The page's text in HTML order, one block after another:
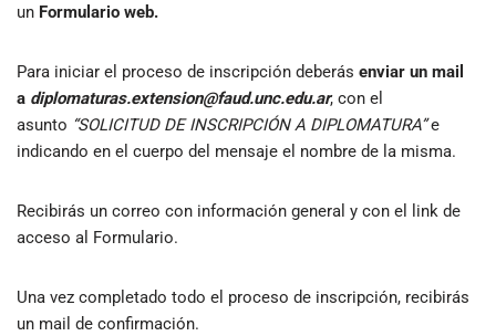
un Formulario web.
Para iniciar el proceso de inscripción deberás enviar un mail
a diplomaturas.extension@faud.unc.edu.ar, con el
asunto “SOLICITUD DE INSCRIPCIÓN A DIPLOMATURA”e
indicando en el cuerpo del mensaje el nombre de la misma.
Recibirás un correo con información general y con el link de
acceso al Formulario.
Una vez completado todo el proceso de inscripción, recibirás
un mail de confirmación.